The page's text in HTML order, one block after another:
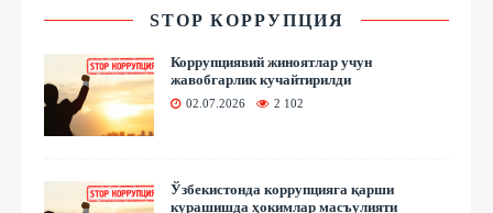
STOP КОРРУПЦИЯ
Коррупциявий жиноятлар учун
жавобгарлик кучайтирилди
02.07.2026 2 102
Ўзбекистонда коррупцияга қарши
курашишда ҳокимлар масъулияти